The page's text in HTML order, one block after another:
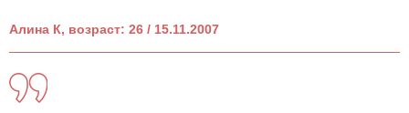
Алина К, возраст: 26 / 15.11.2007